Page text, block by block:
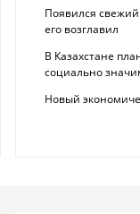
Появился
его возглавил
В Казахстане
социально
Новый